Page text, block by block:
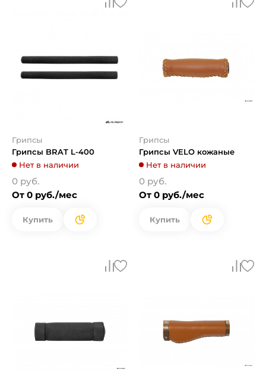
Грипсы
Грипсы BRAT L-400
Нет в наличии
0 руб.
От 0 руб./мес
Купить
Грипсы
Грипсы VELO кожаные
Нет в наличии
0 руб.
От 0 руб./мес
Купить